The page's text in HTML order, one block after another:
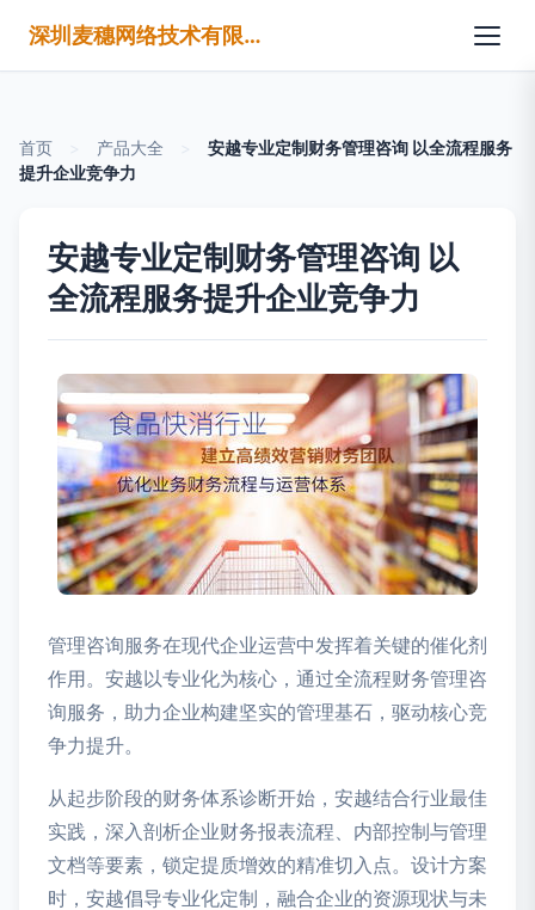
深圳麦穗网络技术有限公司
首页 产品大全
安越专业定制财务管理咨询 以全流程服务
提升企业竞争力
安越专业定制财务管理咨询 以
全流程服务提升企业竞争力
管理咨询服务在现代企业运营中发挥着关键的催化剂
作用。安越以专业化为核心，通过全流程财务管理咨
询服务，助力企业构建坚实的管理基石，驱动核心竞
争力提升。
从起步阶段的财务体系诊断开始，安越结合行业最佳
实践，深入剖析企业财务报表流程、内部控制与管理
文档等要素，锁定提质增效的精准切入点。设计方案
时，安越倡导专业化定制，融合企业的资源现状与未